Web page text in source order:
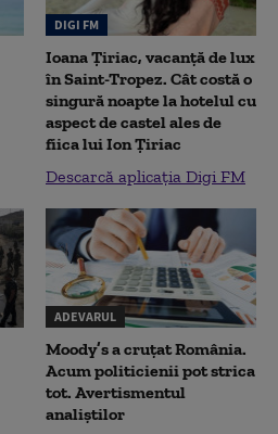
DIGI FM
Ioana Țiriac, vacanță de lux
în Saint-Tropez. Cât costă o
singură noapte la hotelul cu
aspect de castel ales de
fiica lui Ion Țiriac
Descarcă aplicația Digi FM
ADEVARUL
Moody’s a cruțat România.
Acum politicienii pot strica
tot. Avertismentul
analiștilor